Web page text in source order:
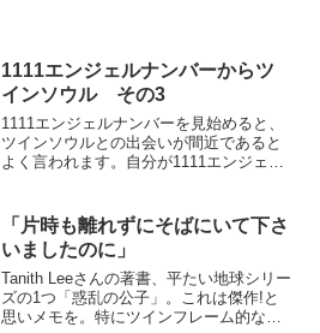
について考える...
1111エンジェルナンバーからツ
インソウル その3
1111エンジェルナンバーを見始めると、
ツインソウルとの出会いが間近であると
よく言われます。自分が1111エンジェル
たのか。その間に何が起こったのか、何
を考えていたのか、などをまとめていき
ます。
「片時も離れずにそばにいて下さ
いましたのに」
Tanith Leeさんの著書、平たい地球シリー
ズの1つ「惑乱の公子」。これは傑作!と
思いメモを。特にツインフレーム的な観